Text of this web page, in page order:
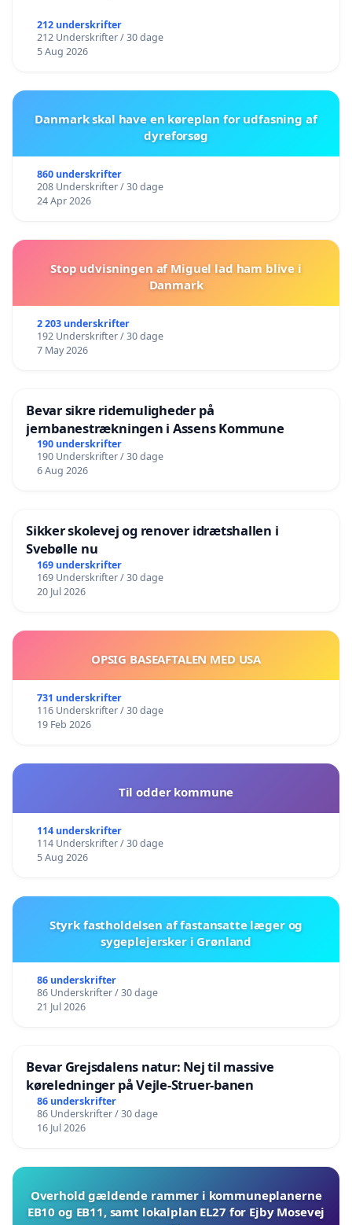
212 underskrifter
212 Underskrifter / 30 dage
5 Aug 2026
Danmark skal have en køreplan for udfasning af
dyreforsøg
860 underskrifter
208 Underskrifter / 30 dage
24 Apr 2026
Stop udvisningen af Miguel lad ham blive i
Danmark
2 203 underskrifter
192 Underskrifter / 30 dage
7 May 2026
Bevar sikre ridemuligheder på
jernbanestrækningen i Assens Kommune
190 underskrifter
190 Underskrifter / 30 dage
6 Aug 2026
Sikker skolevej og renover idrætshallen i
Svebølle nu
169 underskrifter
169 Underskrifter / 30 dage
20 Jul 2026
OPSIG BASEAFTALEN MED USA
731 underskrifter
116 Underskrifter / 30 dage
19 Feb 2026
Til odder kommune
114 underskrifter
114 Underskrifter / 30 dage
5 Aug 2026
Styrk fastholdelsen af fastansatte læger og
sygeplejersker i Grønland
86 underskrifter
86 Underskrifter / 30 dage
21 Jul 2026
Bevar Grejsdalens natur: Nej til massive
køreledninger på Vejle-Struer-banen
86 underskrifter
86 Underskrifter / 30 dage
16 Jul 2026
Overhold gældende rammer i kommuneplanerne
EB10 og EB11, samt lokalplan EL27 for Ejby Mosevej